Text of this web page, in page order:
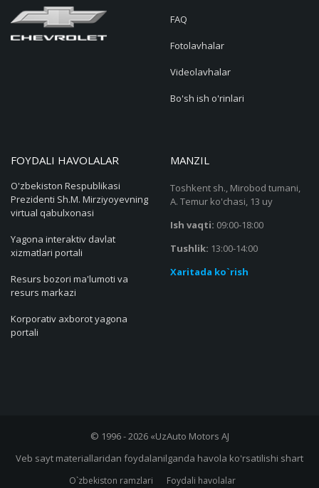
FAQ
Fotolavhalar
Videolavhalar
Bo'sh ish o'rinlari
FOYDALI HAVOLALAR
O'zbekiston Respublikasi
Prezidenti Sh.M. Mirziyoyevning
virtual qabulxonasi
Yagona interaktiv davlat
xizmatlari portali
Resurs bozori ma'lumoti va
resurs markazi
Korporativ axborot yagona
portali
MANZIL
Toshkent sh., Mirobod tumani,
A. Temur ko'chasi, 13 uy
Ish vaqti: 09:00-18:00
Tushlik: 13:00-14:00
Xaritada ko`rish
© 1996 - 2026 «UzAuto Motors AJ
Veb sayt materiallaridan foydalanilganda havola ko'rsatilishi shart
O`zbekiston ramzlari Foydali havolalar